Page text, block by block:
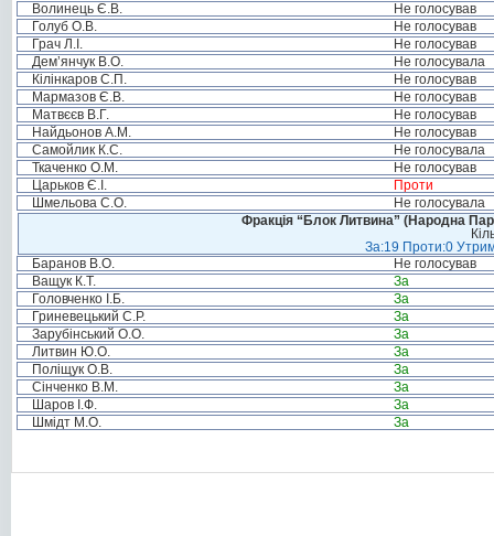
Волинець Є.В.
Не голосував
Голуб О.В.
Не голосував
Грач Л.І.
Не голосував
Дем’янчук В.О.
Не голосувала
Кілінкаров С.П.
Не голосував
Мармазов Є.В.
Не голосував
Матвєєв В.Г.
Не голосував
Найдьонов А.М.
Не голосував
Самойлик К.С.
Не голосувала
Ткаченко О.М.
Не голосував
Царьков Є.І.
Проти
Шмельова С.О.
Не голосувала
Фракція “Блок Литвина” (Народна
За:19 Проти:0
Баранов В.О.
Не голосував
Ващук К.Т.
За
Головченко І.Б.
За
Гриневецький С.Р.
За
Зарубінський О.О.
За
Литвин Ю.О.
За
Поліщук О.В.
За
Сінченко В.М.
За
Шаров І.Ф.
За
Шмідт М.О.
За